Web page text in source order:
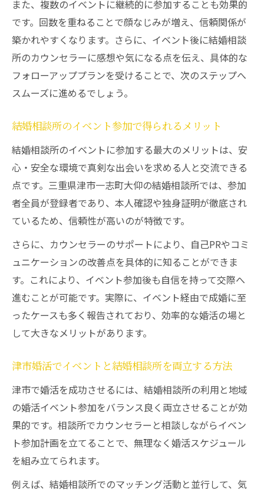
また、複数のイベントに継続的に参加することも効果的
です。回数を重ねることで顔なじみが増え、信頼関係が
築かれやすくなります。さらに、イベント後に結婚相談
所のカウンセラーに感想や気になる点を伝え、具体的な
フォローアッププランを受けることで、次のステップへ
スムーズに進めるでしょう。
結婚相談所のイベント参加で得られるメリット
結婚相談所のイベントに参加する最大のメリットは、安
心・安全な環境で真剣な出会いを求める人と交流できる
点です。三重県津市一志町大仰の結婚相談所では、参加
者全員が登録者であり、本人確認や独身証明が徹底され
ているため、信頼性が高いのが特徴です。
さらに、カウンセラーのサポートにより、自己PRやコミ
ュニケーションの改善点を具体的に知ることができま
す。これにより、イベント参加後も自信を持って交際へ
進むことが可能です。実際に、イベント経由で成婚に至
ったケースも多く報告されており、効率的な婚活の場と
して大きなメリットがあります。
津市婚活でイベントと結婚相談所を両立する方法
津市で婚活を成功させるには、結婚相談所の利用と地域
の婚活イベント参加をバランス良く両立させることが効
果的です。相談所でカウンセラーと相談しながらイベン
ト参加計画を立てることで、無理なく婚活スケジュール
を組み立てられます。
例えば、結婚相談所でのマッチング活動と並行して、気